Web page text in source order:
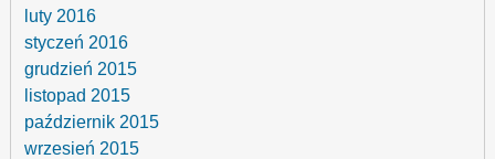
luty 2016
styczeń 2016
grudzień 2015
listopad 2015
październik 2015
wrzesień 2015